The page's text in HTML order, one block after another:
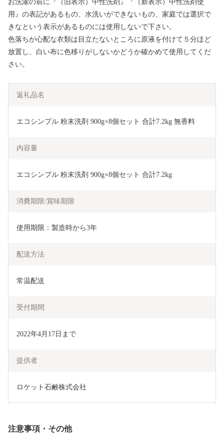
お洗濯の前に『（旧表示）中性洗剤』『（新表示）中性洗剤使
用』の表記があるもの、水洗いができないもの、家庭では選択で
きなという表示があるものには使用しないで下さい。
色落ちが心配な衣類は目立たないところに原液を付けて５分ほど
放置し、白い布に色移りがしないかどうか確かめて使用してくだ
さい。
返礼品名
エコシンプル 粉末洗剤 900g×8個セット 合計7.2kg 無香料
内容量
エコシンプル 粉末洗剤 900g×8個セット 合計7.2kg
消費期限/賞味期限
使用期限：製造時から3年
配送方法
常温配送
受付期間
2022年4月17日まで
提供者
ロケット石鹸株式会社
注意事項・その他